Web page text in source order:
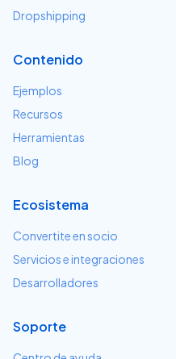
Dropshipping
Contenido
Ejemplos
Recursos
Herramientas
Blog
Ecosistema
Convertite en socio
Servicios e integraciones
Desarrolladores
Soporte